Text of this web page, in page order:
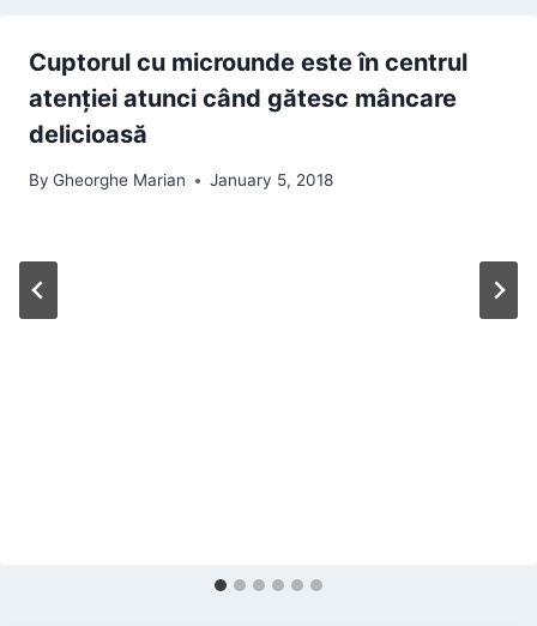
Cuptorul cu microunde este în centrul
atenției atunci când gătesc mâncare
delicioasă
By Gheorghe Marian January 5, 2018